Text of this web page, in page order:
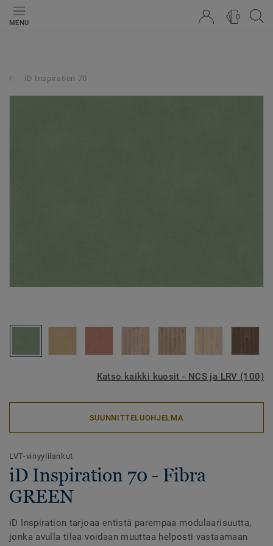
MENU
0
iD Inspiration 70
Katso kaikki kuosit - NCS ja LRV (100)
SUUNNITTELUOHJELMA
LVT-vinyylilankut
iD Inspiration 70 - Fibra
GREEN
iD Inspiration tarjoaa entistä parempaa modulaarisuutta,
jonka avulla tilaa voidaan muuttaa helposti vastaamaan